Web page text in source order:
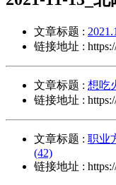
文章标题 :
链接地址 :
文章标题 : 想吃
链接地址 :
文章标题 : 职业
(42)
链接地址 :